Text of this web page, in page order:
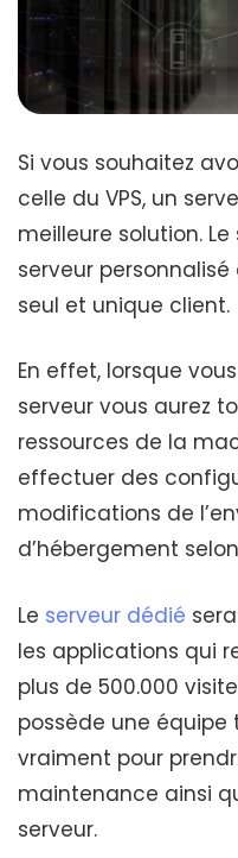
Si vous souhaitez
celle du VPS, un
meilleure solution.
serveur
seul et unique client.
En effet, lorsque
serveur vous aurez
ressources de la
effectuer des
modifications de
d’hébergement
Le serveur dédié
les applications qui
plus de 500.000
possède une
vraiment pour
maintenance ainsi
serveur.